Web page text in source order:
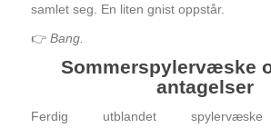
samlet seg. En liten gnist oppstår.
👉Bang.
Sommerspylervæske
antagelser
Ferdig utblandet